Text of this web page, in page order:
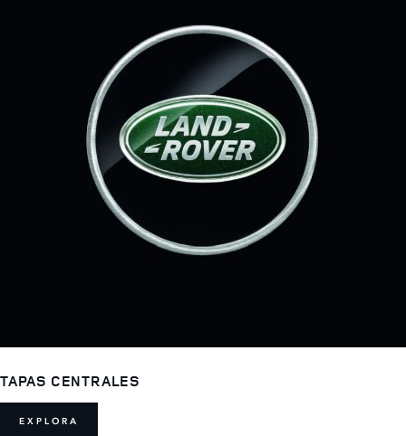
TAPAS CENTRALES
EXPLORA